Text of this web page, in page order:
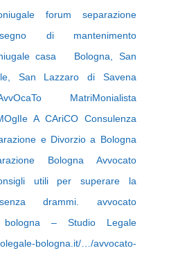
forum separazione
di mantenimento
casa Bologna, San
San Lazzaro di Savena
MatriMonialista
A CAriCO Consulenza
e Divorzio a Bologna
Bologna Avvocato
utili per superare la
drammi. avvocato
bologna – Studio Legale
bologna.it/…/avvocato-